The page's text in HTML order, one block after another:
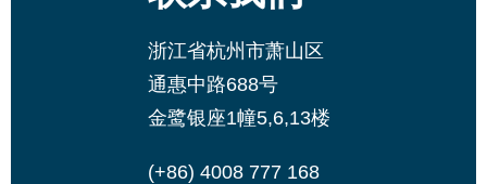
浙江省杭州市萧山区
通惠中路688号
金鹭银座1幢5,6,13楼
(+86) 4008 777 168